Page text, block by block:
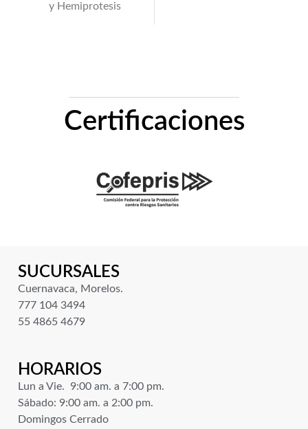
y Hemiprotesis
Certificaciones
SUCURSALES
Cuernavaca, Morelos.
777 104 3494
55 4865 4679
HORARIOS
Lun a Vie. 9:00 am. a 7:00 pm.
Sábado: 9:00 am. a 2:00 pm.
Domingos Cerrado